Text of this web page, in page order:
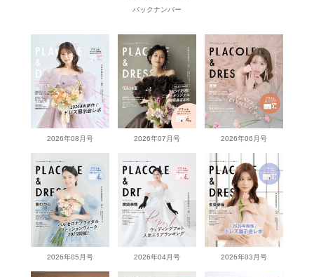
バックナンバー
2026年08月号 2026年07月号 2026年06月号
2026年05月号 2026年04月号 2026年03月号